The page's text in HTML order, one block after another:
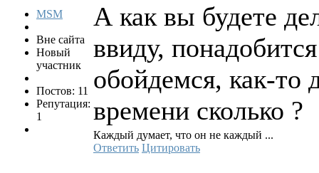
MSM
Вне сайта
Новый
участник
Постов: 11
Репутация:
1
А как вы будете
ввиду,
обойдемся, как-то
времени сколько ?
Каждый думает, что он не каждый ...
Ответить Цитировать